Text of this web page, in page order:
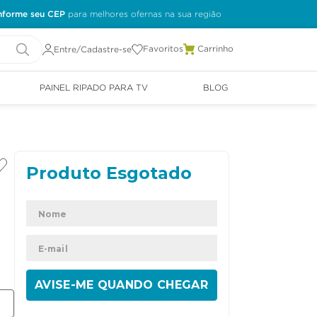
seu CEP
Entre/Cadastre-se Favoritos
PAINEL RIPADO PARA TV BLOG
ENVIAR